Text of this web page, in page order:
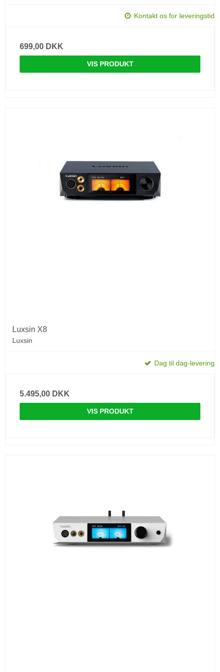
Kontakt os for leveringstid
699,00 DKK
VIS PRODUKT
Luxsin X8
Luxsin
Dag til dag-levering
5.495,00 DKK
VIS PRODUKT